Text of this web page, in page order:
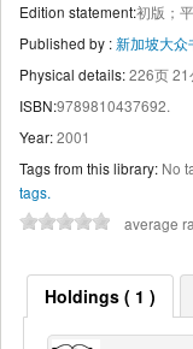
Edition statement:初版；
Published by :新加坡大众
Physical details:226页 21
ISBN:9789810437692.
Year:2001
Tags from this library: No
tags.
average
Holdings ( 1 )